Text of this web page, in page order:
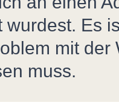
wurdest. Es
mit
muss.